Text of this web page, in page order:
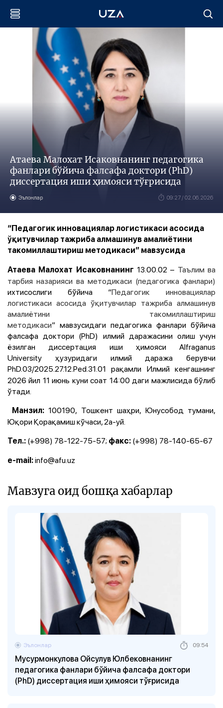
Атаева Малохат Исаковнанинг педагогика
фанлари бўйича фалсафа доктори (PhD)
диссертация иши ҳимояси тўғрисида
Эълонлар 09:27 / 02.06.2026
“Педагогик инновациялар логистикаси асосида
ўқитувчилар тажриба алмашинув амалиётини
такомиллаштириш методикаси” мавзусида
Атаева Малохат Исаковнанинг 13.00.02 – Таълим ва
тарбия назарияси ва методикаси (педагогика фанлари)
ихтисослиги бўйича “Педагогик инновациялар
логистикаси асосида ўқитувчилар тажриба алмашинув
амалиётини такомиллаштириш
методикаси” мавзусидаги педагогика фанлари бўйича
фалсафа доктори (PhD) илмий даражасини олиш учун
ёзилган диссертация иши ҳимояси Alfraganus
University ҳузуридаги илмий даража берувчи
PhD.03/2025.27.12.Ped.31.01 рақамли Илмий кенгашнинг
2026 йил 11 июнь куни соат 14:00 даги мажлисида бўлиб
ўтади.
Манзил:100190, Тошкент шаҳри, Юнусобод тумани,
Юқори Қорақамиш кўчаси, 2а-уй.
Тел.: (+998) 78-122-75-57; факс: (+998) 78-140-65-67
e-mail:info@afu.uz
Мавзуга оид бошқа хабарлар
Мусурмонкулова Ойсулув Юлбековнанинг
педагогика фанлари бўйича фалсафа доктори
(PhD) диссертация иши ҳимояси тўғрисида
Эълонлар 09:54